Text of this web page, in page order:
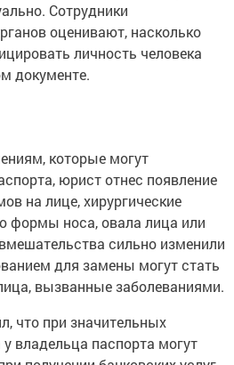
Сотрудники
оценивают, насколько
личность человека
документе.
которые могут
юрист отнес появление
на лице, хирургические
формы носа, овала лица или
сильно изменили
для замены могут стать
вызванные заболеваниями.
что при значительных
владельца паспорта могут